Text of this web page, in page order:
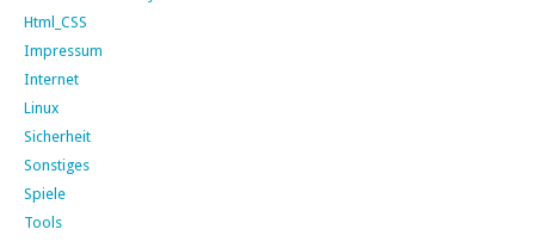
Html_CSS
Impressum
Internet
Linux
Sicherheit
Sonstiges
Spiele
Tools